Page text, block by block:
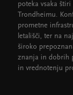
poteka vsaka štiri
Trondheimu.
prometne
letališči, ter na
široko
znanja in dobrih
in vrednotenju